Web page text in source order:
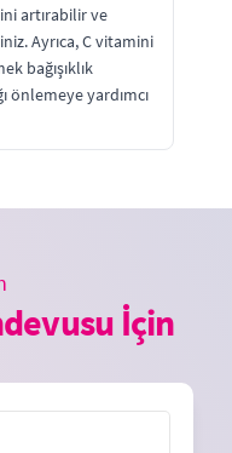
artırabilir ve
Ayrıca, C vitamini
bağışıklık
önlemeye yardımcı
İçin